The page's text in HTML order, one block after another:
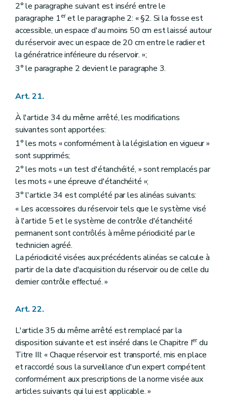
2° le paragraphe suivant est inséré entre le
paragraphe 1eret le paragraphe 2: « §2. Si la fosse est
accessible, un espace d'au moins 50 cm est laissé autour
du réservoir avec un espace de 20 cm entre le radier et
la génératrice inférieure du réservoir. »;
3° le paragraphe 2 devient le paragraphe 3.
Art. 21.
À l'article 34 du même arrêté, les modifications
suivantes sont apportées:
1° les mots « conformément à la législation en vigueur »
sont supprimés;
2° les mots « un test d'étanchéité, » sont remplacés par
les mots « une épreuve d'étanchéité »;
3° l'article 34 est complété par les alinéas suivants:
« Les accessoires du réservoir tels que le système visé
à l'article 5 et le système de contrôle d'étanchéité
permanent sont contrôlés à même périodicité par le
technicien agréé.
La périodicité visées aux précédents alinéas se calcule à
partir de la date d'acquisition du réservoir ou de celle du
dernier contrôle effectué. »
Art. 22.
L'article 35 du même arrêté est remplacé par la
disposition suivante et est inséré dans le Chapitre Ierdu
Titre III: « Chaque réservoir est transporté, mis en place
et raccordé sous la surveillance d'un expert compétent
conformément aux prescriptions de la norme visée aux
articles suivants qui lui est applicable. »